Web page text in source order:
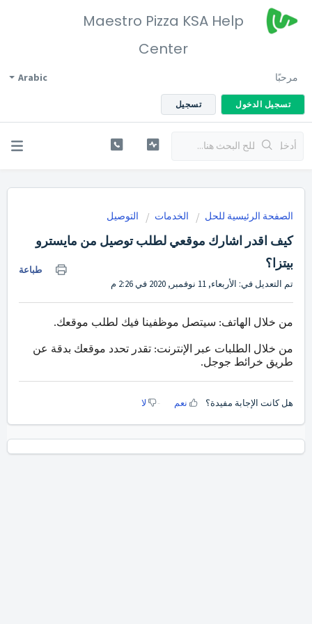
Maestro Pizza KSA Help
Center
Arabic مرحبًا
تسجيل الدخول تسجيل
الصفحة الرئيسية للحل الخدمات التوصيل
كيف اقدر اشارك موقعي لطلب توصيل من مايسترو
بيتزا؟
طباعة
تم التعديل في: الأربعاء, 11 نوفمبر, 2020 في 2:26 م
من خلال الهاتف: سيتصل موظفينا فيك لطلب موقعك.
من خلال الطلبات عبر الإنترنت: تقدر تحدد موقعك بدقة عن
طريق خرائط جوجل.
هل كانت الإجابة مفيدة؟ نعم لا